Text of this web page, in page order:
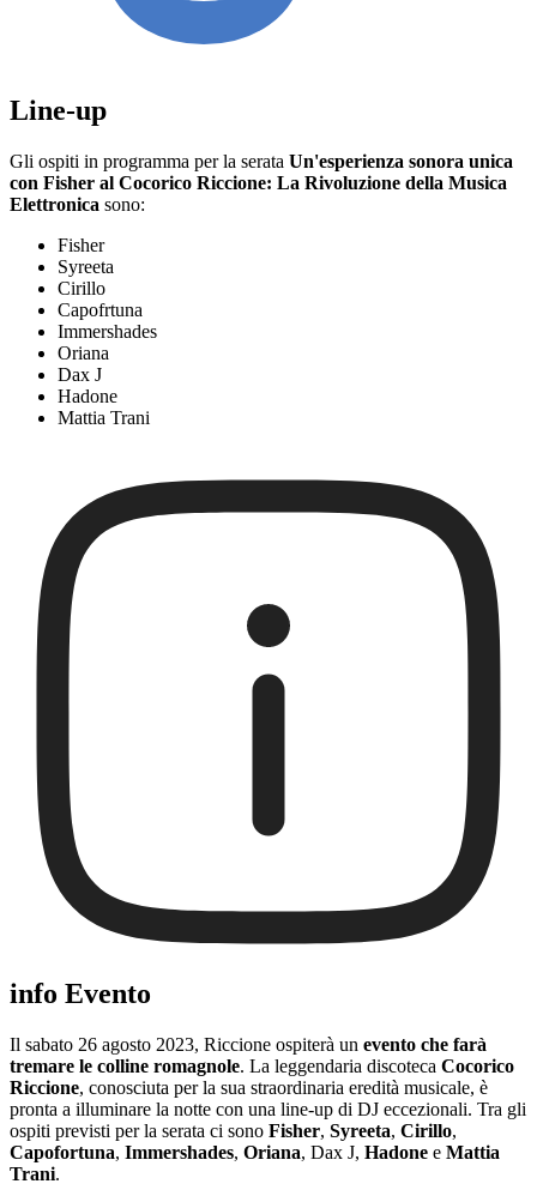
Line-up
Gli ospiti in programma per la serata Un'esperienza sonora unica
con Fisher al Cocorico Riccione: La Rivoluzione della Musica
Elettronica sono:
Fisher
Syreeta
Cirillo
Capofrtuna
Immershades
Oriana
Dax J
Hadone
Mattia Trani
info Evento
Il sabato 26 agosto 2023, Riccione ospiterà un evento che farà
tremare le colline romagnole. La leggendaria discoteca Cocorico
Riccione, conosciuta per la sua straordinaria eredità musicale, è
pronta a illuminare la notte con una line-up di DJ eccezionali. Tra gli
ospiti previsti per la serata ci sono Fisher, Syreeta, Cirillo,
Capofortuna, Immershades, Oriana, Dax J, Hadone e Mattia
Trani.